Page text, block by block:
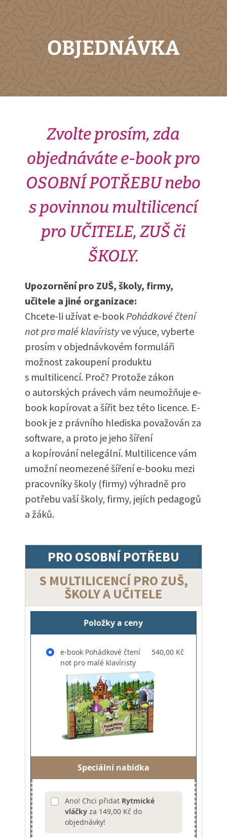
OBJEDNÁVKA
Zvolte prosím, zda
objednáváte e-book pro
OSOBNÍ POTŘEBU nebo
s povinnou multilicencí
pro UČITELE, ZUŠ či
ŠKOLY.
Upozornění pro ZUŠ, školy, firmy,
učitele a jiné organizace:
Chcete-li užívat e-bookPohádkové čtení
not pro malé klavíristyve výuce, vyberte
prosím v objednávkovém formuláři
možnost zakoupení produktu
s multilicencí. Proč? Protože zákon
o autorských právech vám neumožňuje e-
book kopírovat a šířit bez této licence. E-
book je z právního hlediska považován za
software, a proto je jeho šíření
a kopírování nelegální. Multilicence vám
umožní neomezené šíření e-booku mezi
pracovníky školy (firmy) výhradně pro
potřebu vaší školy, firmy, jejích pedagogů
a žáků.
PRO OSOBNÍ POTŘEBU
Položky a ceny
e-book Pohádkové čtení
not pro malé klavíristy
540,00 Kč
Speciální nabídka
Ano! Chci přidat Rytmické
vláčkyza 149,00 Kč do
objednávky!
S MULTILICENCÍ PRO ZUŠ,
ŠKOLY A UČITELE